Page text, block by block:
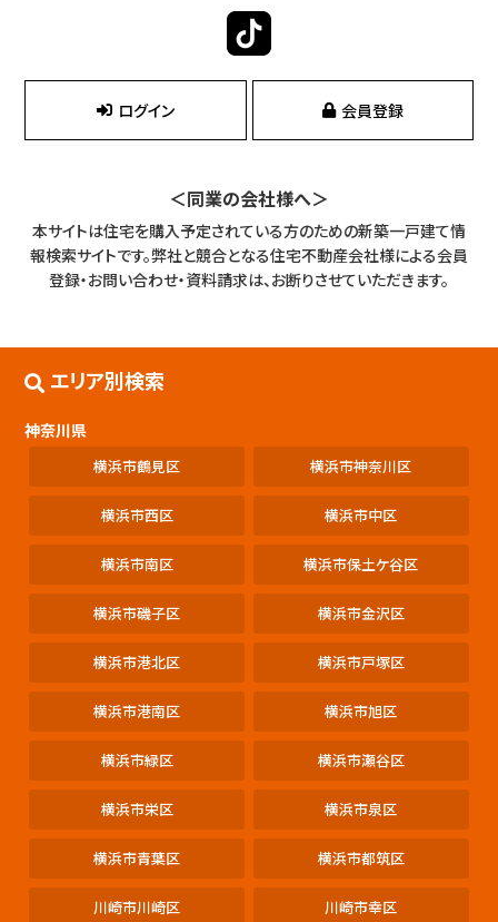
ログイン 会員登録
＜同業の会社様へ＞
本サイトは住宅を購入予定されている方のための新築一戸建て情
報検索サイトです。弊社と競合となる住宅不動産会社様による会員
登録・お問い合わせ・資料請求は、お断りさせていただきます。
エリア別検索
神奈川県
横浜市鶴見区 横浜市神奈川区
横浜市西区 横浜市中区
横浜市南区 横浜市保土ケ谷区
横浜市磯子区 横浜市金沢区
横浜市港北区 横浜市戸塚区
横浜市港南区 横浜市旭区
横浜市緑区 横浜市瀬谷区
横浜市栄区 横浜市泉区
横浜市青葉区 横浜市都筑区
川崎市川崎区 川崎市幸区